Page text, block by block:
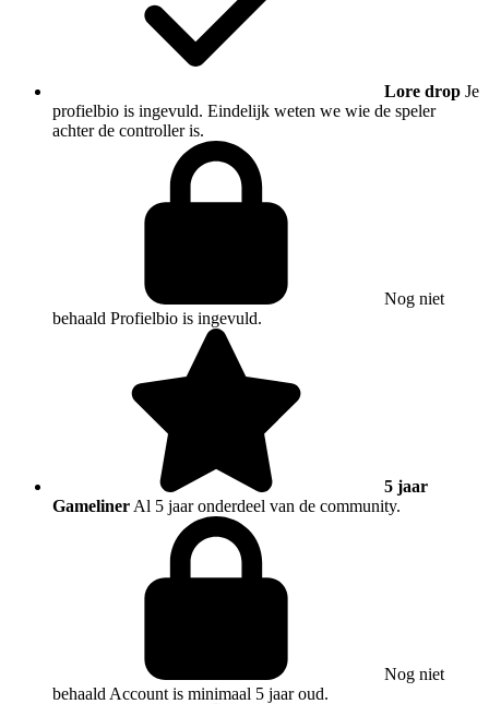
Lore drop Je
profielbio is ingevuld. Eindelijk weten we wie de speler
achter de controller is.
Nog niet
behaald Profielbio is ingevuld.
5 jaar
Gameliner Al 5 jaar onderdeel van de community.
Nog niet
behaald Account is minimaal 5 jaar oud.